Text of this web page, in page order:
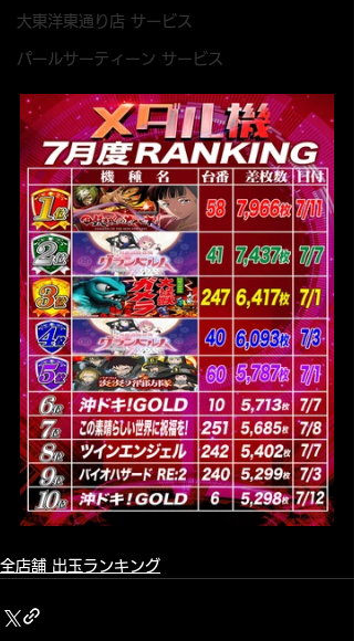
大東洋東通り店 サービス
パールサーティーン サービス
全店舗 出玉ランキング